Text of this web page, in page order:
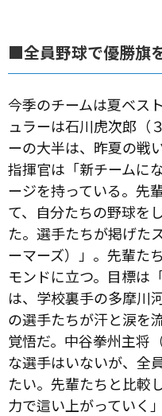
■全員野球で優勝旗
今季のチームは夏ベス
ュラーは石川虎次郎（
ーの大半は、昨夏の戦
指揮官は「新チームに
ージを持っている。先
て、自分たちの野球を
た。選手たちが掲げた
ーマーズ）」。先輩た
モンドに立つ。目標は
は、学校裏手の多摩川
の選手たちが汗と涙を
覚悟だ。中谷拳州主将
な選手はいないが、全
たい。先輩たちと比較
力で這い上がっていく